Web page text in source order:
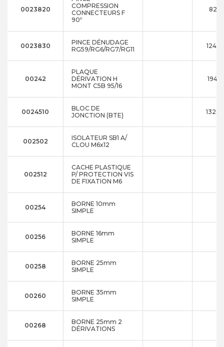
0023820
COMPRESSION
CONNECTEURS F
90º
0023830
PINCE DÉNUDAGE
RG59/RG6/RG7/RG11
00242
PLAQUE
DÉRIVATION H
MONT C5B 95/16
0024510
BLOC DE
JONCTION (BTE)
002502
ISOLATEUR SB1 A/
CLOU M6x12
002512
CACHE PLASTIQUE
P/ PROTECTION VIS
DE FIXATION M6
00254
BORNE 10mm
SIMPLE
00256
BORNE 16mm
SIMPLE
00258
BORNE 25mm
SIMPLE
00260
BORNE 35mm
SIMPLE
00268
BORNE 25mm 2
DÉRIVATIONS